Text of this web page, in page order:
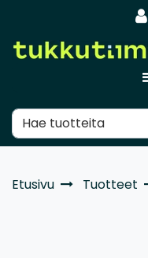
Etusivu Tuotteet